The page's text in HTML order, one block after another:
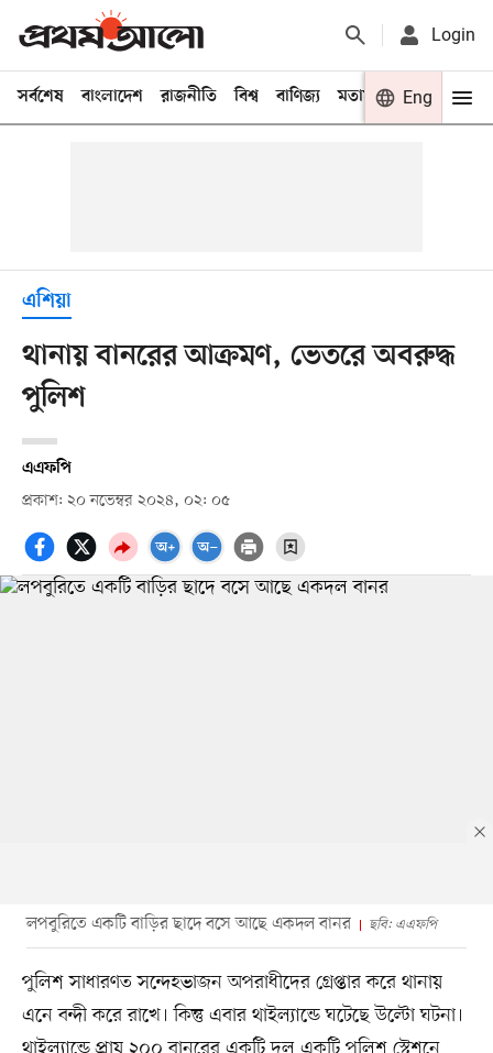
Login
সর্বশেষ বাংলাদেশ রাজনীতি বিশ্ব বাণিজ্য মতামত খেলা
Eng
এশিয়া
থানায় বানরের আক্রমণ, ভেতরে অবরুদ্ধ
পুলিশ
এএফপি
প্রকাশ: ২০ নভেম্বর ২০২৪, ০২: ০৫
লপবুরিতে একটি বাড়ির ছাদে বসে আছে একদল বানর ছবি: এএফপি
পুলিশ সাধারণত সন্দেহভাজন অপরাধীদের গ্রেপ্তার করে থানায়
এনে বন্দী করে রাখে। কিন্তু এবার থাইল্যান্ডে ঘটেছে উল্টো ঘটনা।